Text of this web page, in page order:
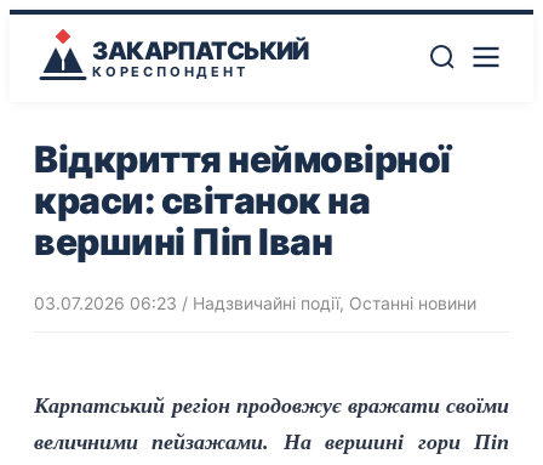
ЗАКАРПАТСЬКИЙ
КОРЕСПОНДЕНТ
Відкриття неймовірної
краси: світанок на
вершині Піп Іван
03.07.2026 06:23 / Надзвичайні події, Останні новини
Карпатський регіон продовжує вражати своїми
величними пейзажами. На вершині гори Піп